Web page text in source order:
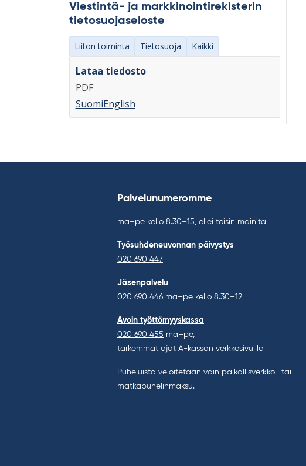
Viestintä- ja markkinointirekisterin
tietosuojaseloste
Liiton toiminta Tietosuoja Kaikki
Lataa tiedosto
PDF
SuomiEnglish
Palvelunumeromme
ma–pe kello 8.30–15, ellei toisin mainita
Työsuhdeneuvonnan päivystys
020 690 447
Jäsenpalvelu
020 690 446 ma–pe kello 8.30–12
Avoin työttömyyskassa
020 690 455 ma–pe,
tarkemmat ajat A-kassan verkkosivuilla
Puheluista veloitetaan vain paikallisverkko- tai
matkapuhelinmaksu.